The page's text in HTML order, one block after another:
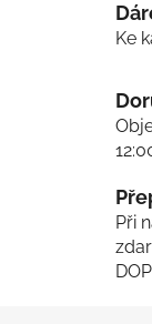
Ke
Při